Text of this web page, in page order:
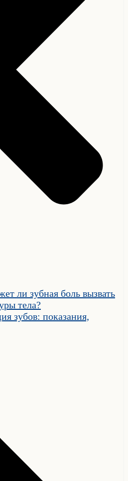
ли зубная боль вызвать
тела?
зубов: показания,